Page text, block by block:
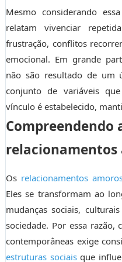
Mesmo considerando
relatam vivenciar
frustração, conflitos
emocional. Em grande
não são resultado de um
conjunto de variáveis
vínculo é estabelecido,
Compreendendo
relacionamentos
Os relacionamentos
Eles se transformam ao
mudanças sociais,
sociedade. Por essa razão,
contemporâneas exige
estruturas sociaisque